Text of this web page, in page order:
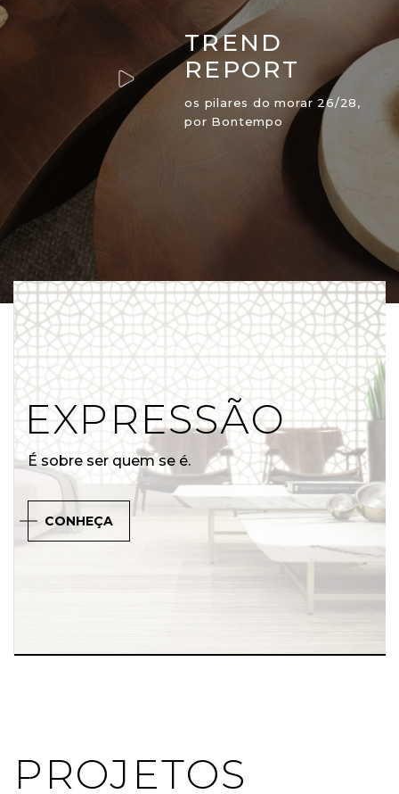
TREND
REPORT
os pilares do morar 26/28,
por Bontempo
EXPRESSÃO
É sobre ser quem se é.
CONHEÇA
PROJETOS